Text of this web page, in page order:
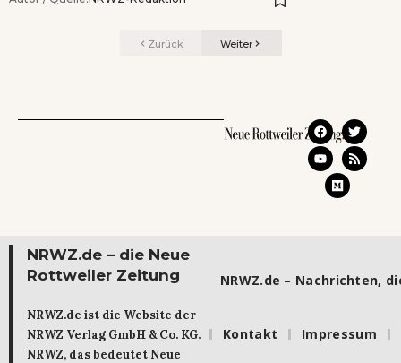
Zurück Weiter
NRWZ.de – die Neue
Rottweiler Zeitung
NRWZ.de ist die Website der
NRWZ Verlag GmbH & Co. KG.
NRWZ, das bedeutet Neue
NRWZ.de – Nachrichten,
Kontakt Impressum